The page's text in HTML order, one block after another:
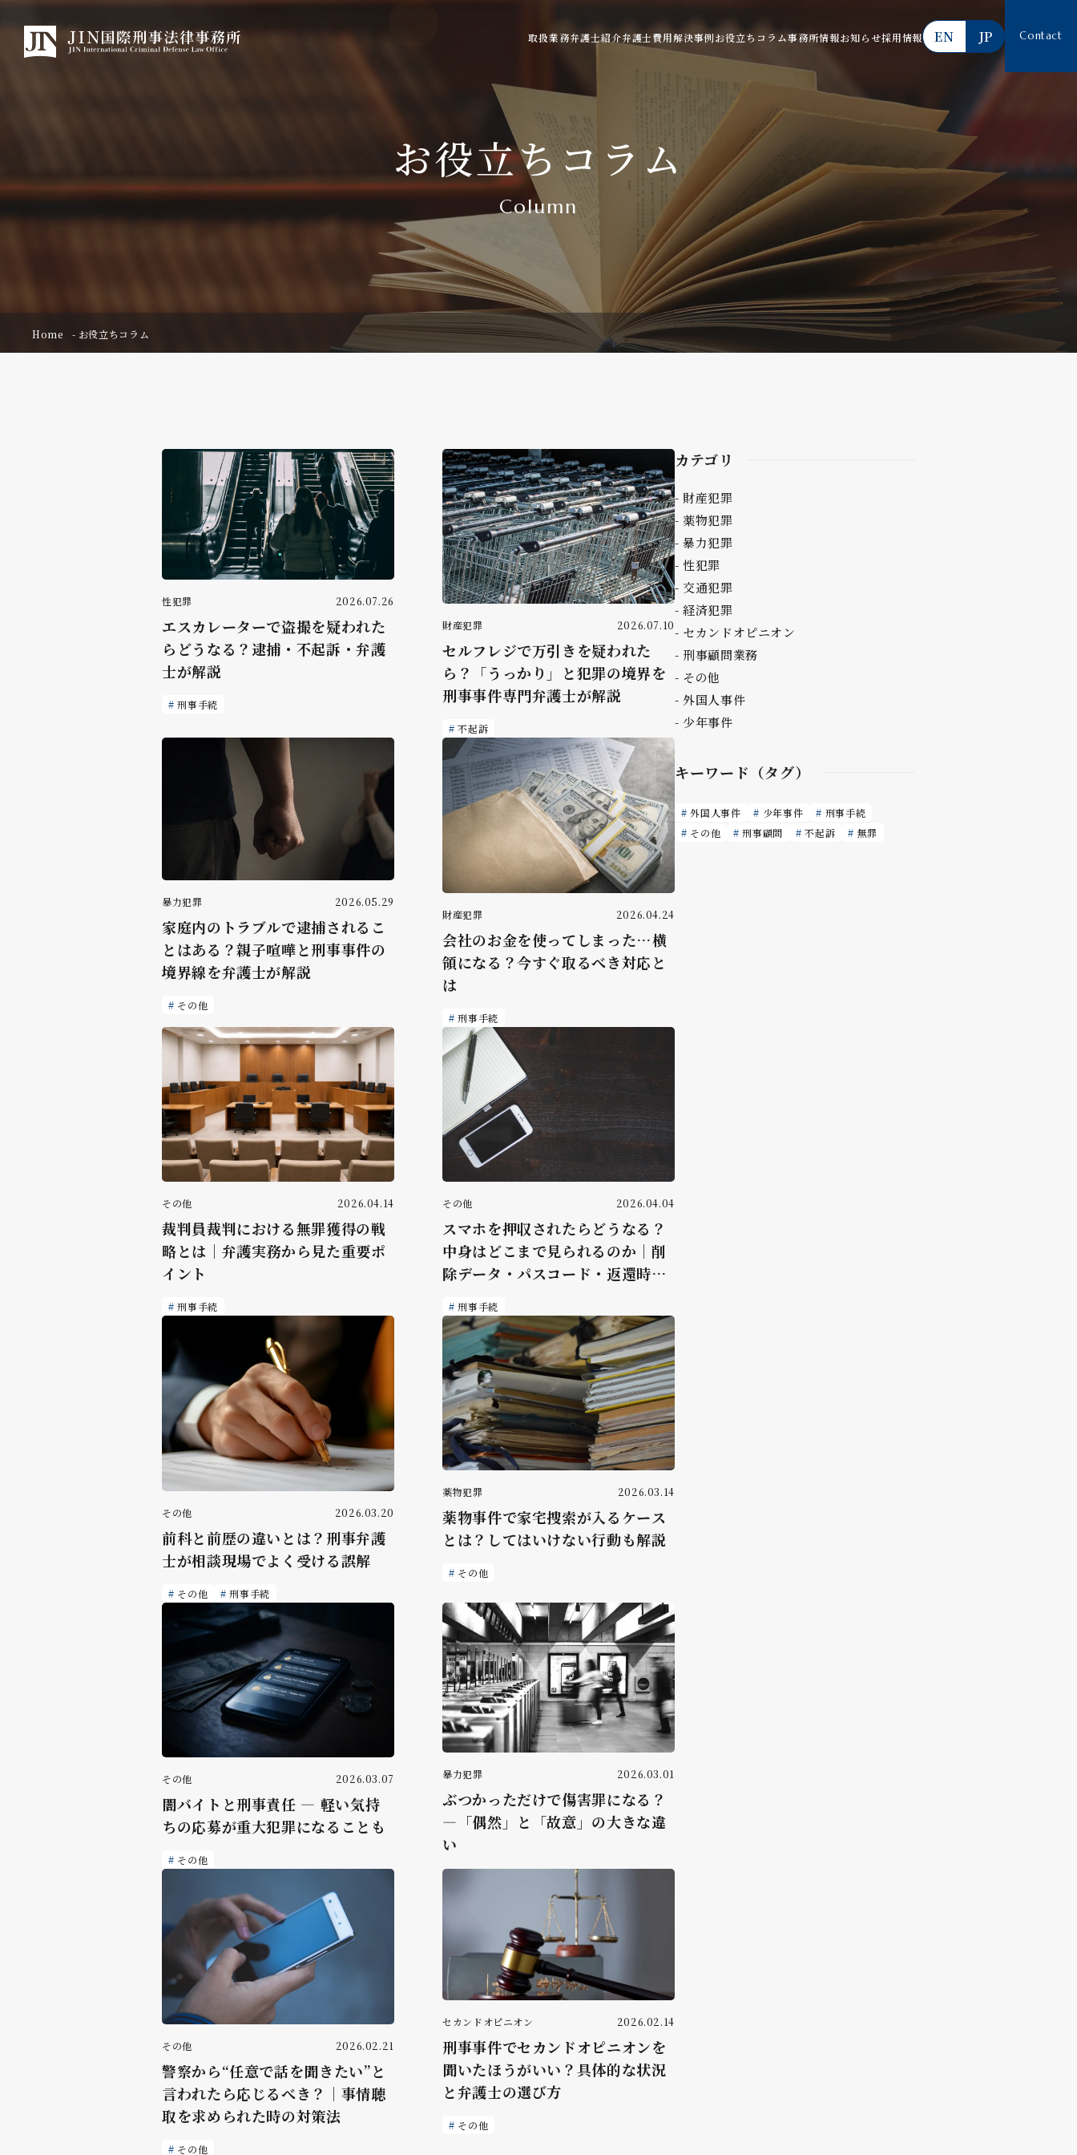
取扱業務弁護士紹介弁護士費用
弁護士費用の目安
解決事例お役立ちコラム事務所情報お知らせ採用情報 EN JP Contact
Home お役立ちコラム
お役立ちコラム
Column
性犯罪 2026.07.26
エスカレーターで盗撮を疑われた
らどうなる？逮捕・不起訴・弁護
士が解説
刑事手続
財産犯罪 2026.07.10
セルフレジで万引きを疑われた
ら？「うっかり」と犯罪の境界を
刑事事件専門弁護士が解説
不起訴
暴力犯罪 2026.05.29
家庭内のトラブルで逮捕されるこ
とはある？親子喧嘩と刑事事件の
境界線を弁護士が解説
その他
財産犯罪 2026.04.24
会社のお金を使ってしまった…横
領になる？今すぐ取るべき対応と
は
刑事手続
その他 2026.04.14
裁判員裁判における無罪獲得の戦
略とは｜弁護実務から見た重要ポ
イント
刑事手続
その他 2026.04.04
スマホを押収されたらどうなる？
中身はどこまで見られるのか｜削
除データ・パスコード・返還時期
刑事手続
その他 2026.03.20
前科と前歴の違いとは？刑事弁護
士が相談現場でよく受ける誤解
その他 刑事手続
薬物犯罪 2026.03.14
薬物事件で家宅捜索が入るケース
とは？してはいけない行動も解説
その他
その他 2026.03.07
闇バイトと刑事責任 ― 軽い気持
ちの応募が重大犯罪になることも
その他
暴力犯罪 2026.03.01
ぶつかっただけで傷害罪になる？
―「偶然」と「故意」の大きな違
い
その他 2026.02.21
警察から“任意で話を聞きたい”と
言われたら応じるべき？｜事情聴
取を求められた時の対策法
その他
セカンドオピニオン 2026.02.14
刑事事件でセカンドオピニオンを
聞いたほうがいい？具体的な状況
と弁護士の選び方
その他
カテゴリ
財産犯罪
薬物犯罪
暴力犯罪
性犯罪
交通犯罪
経済犯罪
セカンドオピニオン
刑事顧問業務
その他
外国人事件
少年事件
キーワード（タグ）
外国人事件 少年事件
刑事手続
その他
刑事顧問 不起訴 無罪